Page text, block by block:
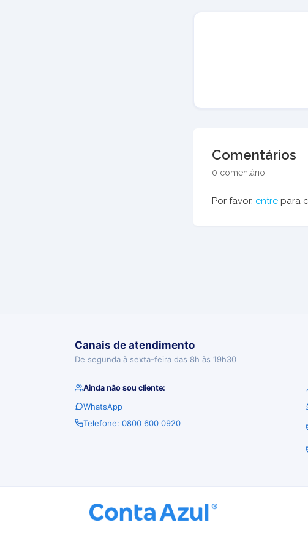
Comentários
0 comentário
Por favor, entre para
Canais de atendimento
De segunda à sexta-feira das 8h às 19h30
Ainda não sou cliente:
WhatsApp
Telefone: 0800 600 0920